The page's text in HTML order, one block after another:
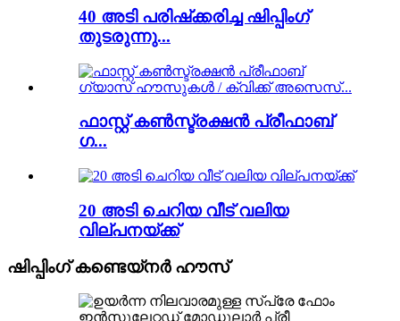
40 അടി പരിഷ്‌ക്കരിച്ച ഷിപ്പിംഗ്
തുടരുന്നു...
ഫാസ്റ്റ് കൺസ്ട്രക്ഷൻ പ്രീഫാബ്
ഗ...
20 അടി ചെറിയ വീട് വലിയ
വില്പനയ്ക്ക്
ഷിപ്പിംഗ് കണ്ടെയ്നർ ഹൗസ്